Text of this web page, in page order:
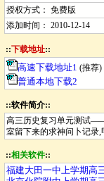
授权方式： 免费版
添加时间： 2010-12-14
::下载地址::
高速下载地址1 (推荐)
普通本地下载2
::软件简介::
高三历史复习单元测试
室留下来的求神问卜记录
::相关软件::
福建大田一中上学期高